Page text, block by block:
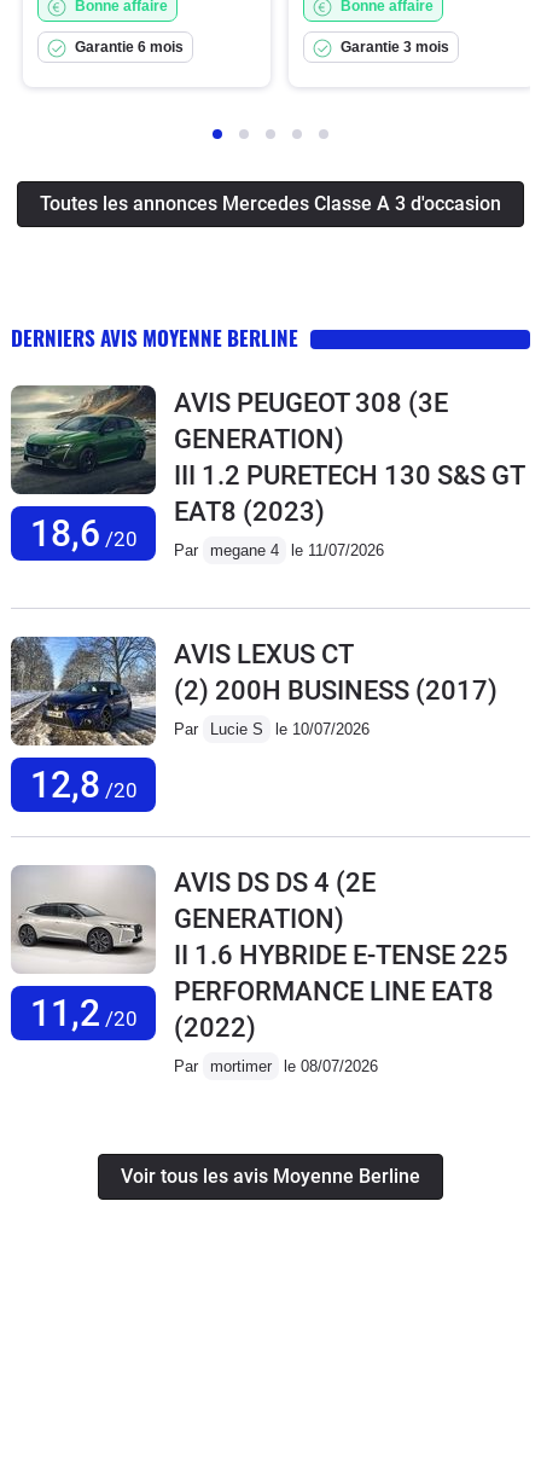
Bonne affaire
Garantie 6 mois
Bonne affaire
Garantie 3 mois
Toutes les annonces Mercedes Classe A 3 d'occasion
DERNIERS AVIS MOYENNE BERLINE
18,6 /20
AVIS PEUGEOT 308 (3E
GENERATION)
III 1.2 PURETECH 130 S&S GT
EAT8 (2023)
Par megane 4 le 11/07/2026
12,8 /20
AVIS LEXUS CT
(2) 200H BUSINESS (2017)
Par Lucie S le 10/07/2026
11,2 /20
AVIS DS DS 4 (2E
GENERATION)
II 1.6 HYBRIDE E-TENSE 225
PERFORMANCE LINE EAT8
(2022)
Par mortimer le 08/07/2026
Voir tous les avis Moyenne Berline